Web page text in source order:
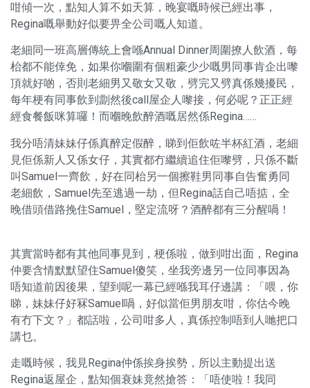
咁傾一次，點知人算不如天算，晚宴嘅時候已經出事，
Regina嘅舉動好似要畀全公司嘅人知道。
老細同一班高層傳統上會喺Annual Dinner周圍撩人飲酒，每
枱都不能倖免，如果你嗰圍有個粗豪少少嘅男同事肯企出嚟
頂就好啲，否則老細男又敬女又敬，劈完又劈真係幾擾民，
每年梗有同事飲到劏然後call屋企人嚟接，何必呢？正正經
經食餐飯咪算囉！而嗰晚飲醉酒嘅居然係Regina……
我分唔清妹妹仔係真醉定假醉，睇到佢飲咗半杯紅酒，老細
見佢係新人又係女仔，其實都冇繼續追住佢嚟劈，只係不斷
叫Samuel一齊飲，好在同枱另一個擦鞋男同事自告奮勇同
老細飲，Samuel先至逃過一劫，但Regina話自己唔掂，全
晚借頭借路挽住Samuel，堅定流呀？酒醉都有三分醒喎！
其實當時都有其他同事見到，梗係啦，做到咁出面，Regina
仲要含情默默望住Samuel傻笑，坐我旁邊另一位同事因為
唔知道前因後果，望到呢一幕已經喺我耳仔邊講：「喂，你
睇，妹妹仔好冧Samuel喎，好似當佢男朋友咁，你估今晚
有冇下文？」都話啦，公司咁多人，真係控制唔到人哋把口
講乜。
走嘅時候，我見Regina仲係挨身挨勢，所以主動提出送
Regina返屋企，點知個衰妹竟然搶答：「唔使啦！我同